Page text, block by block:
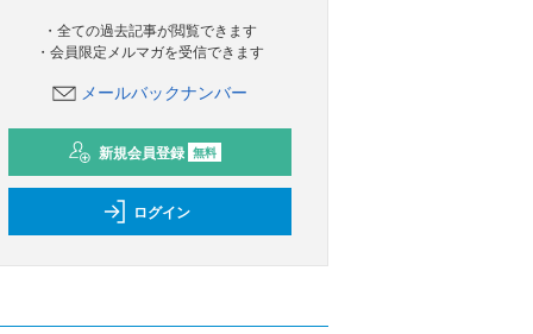
・全ての過去記事が閲覧できます
・会員限定メルマガを受信できます
メールバックナンバー
新規会員登録 無料
ログイン